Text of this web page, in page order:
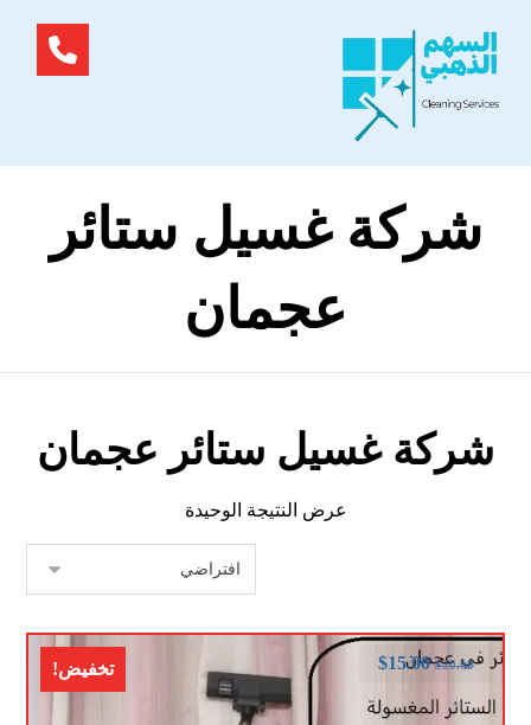
شركة غسيل ستائر
عجمان
شركة غسيل ستائر عجمان
عرض النتيجة الوحيدة
تخفيض! $20.00
$15.00